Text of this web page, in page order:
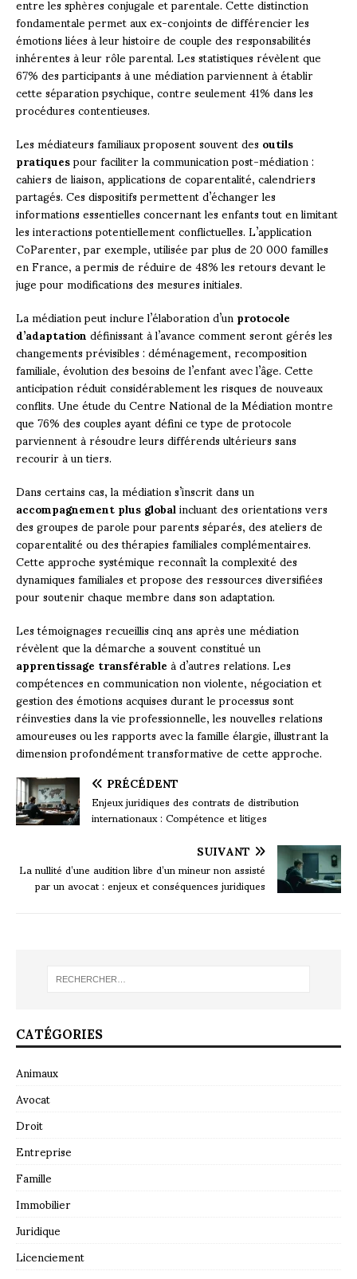
fondamentale permet aux ex-conjoints de différencier les
émotions liées à leur histoire de couple des responsabilités
inhérentes à leur rôle parental. Les statistiques révèlent que
67% des participants à une médiation parviennent à établir
cette séparation psychique, contre seulement 41% dans les
procédures contentieuses.
Les médiateurs familiaux proposent souvent desoutils
pratiquespour faciliter la communication post-médiation :
cahiers de liaison, applications de coparentalité, calendriers
partagés. Ces dispositifs permettent d’échanger les
informations essentielles concernant les enfants tout en limitant
les interactions potentiellement conflictuelles. L’application
CoParenter, par exemple, utilisée par plus de 20 000 familles
en France, a permis de réduire de 48% les retours devant le
juge pour modifications des mesures initiales.
La médiation peut inclure l’élaboration d’unprotocole
d’adaptationdéfinissant à l’avance comment seront gérés les
changements prévisibles : déménagement, recomposition
familiale, évolution des besoins de l’enfant avec l’âge. Cette
anticipation réduit considérablement les risques de nouveaux
conflits. Une étude du Centre National de la Médiation montre
que 76% des couples ayant défini ce type de protocole
parviennent à résoudre leurs différends ultérieurs sans
recourir à un tiers.
Dans certains cas, la médiation s’inscrit dans un
accompagnement plus globalincluant des orientations vers
des groupes de parole pour parents séparés, des ateliers de
coparentalité ou des thérapies familiales complémentaires.
Cette approche systémique reconnaît la complexité des
dynamiques familiales et propose des ressources diversifiées
pour soutenir chaque membre dans son adaptation.
Les témoignages recueillis cinq ans après une médiation
révèlent que la démarche a souvent constitué un
apprentissage transférableà d’autres relations. Les
compétences en communication non violente, négociation et
gestion des émotions acquises durant le processus sont
réinvesties dans la vie professionnelle, les nouvelles relations
amoureuses ou les rapports avec la famille élargie, illustrant la
dimension profondément transformative de cette approche.
PRÉCÉDENT
Enjeux juridiques des contrats de distribution
internationaux : Compétence et litiges
SUIVANT
La nullité d’une audition libre d’un mineur non assisté
par un avocat : enjeux et conséquences juridiques
CATÉGORIES
Animaux
Avocat
Droit
Entreprise
Famille
Immobilier
Juridique
Licenciement